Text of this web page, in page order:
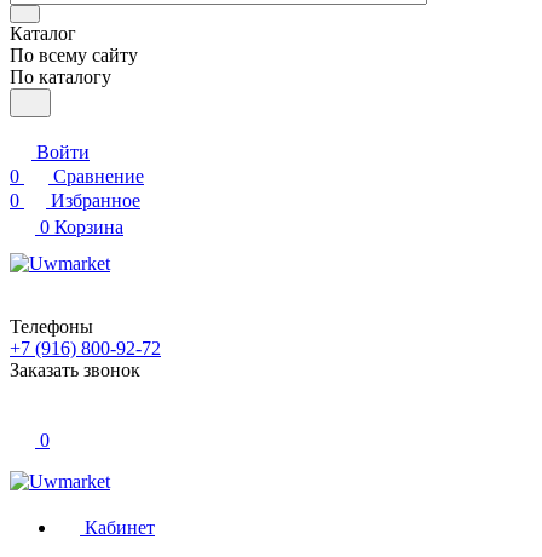
Каталог
По всему сайту
По каталогу
Войти
0
Сравнение
0
Избранное
0 Корзина
Телефоны
+7 (916) 800-92-72
Заказать звонок
0
Кабинет